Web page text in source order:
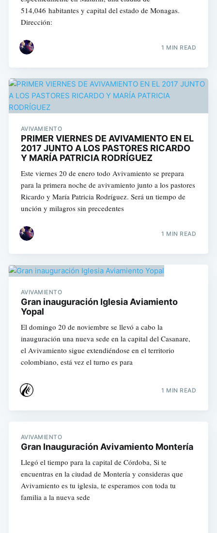
514,046 habitantes y capital del estado de Monagas.
Dirección:
1 MIN READ
AVIVAMIENTO
PRIMER VIERNES DE AVIVAMIENTO EN EL
2017 JUNTO A LOS PASTORES RICARDO
Y MARÍA PATRICIA RODRÍGUEZ
Este viernes 20 de enero todo Avivamiento se prepara
para la primera noche de avivamiento junto a los pastores
Ricardo y María Patricia Rodríguez. Será un tiempo de
unción y milagros sin precedentes
1 MIN READ
AVIVAMIENTO
Gran inauguración Iglesia Aviamiento
Yopal
El domingo 20 de noviembre se llevó a cabo la
inauguración una nueva sede en la capital del Casanare,
el Avivamiento sigue extendiéndose en el territorio
colombiano, está vez el turno es para
1 MIN READ
AVIVAMIENTO
Gran Inauguración Avivamiento Montería
Llegó el tiempo para la capital de Córdoba, Si te
encuentras en la ciudad de Montería y consideras que
Avivamiento es tu iglesia, te esperamos con toda tu
familia a la nueva sede